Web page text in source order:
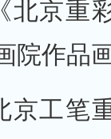
北京重
院作品
京工笔